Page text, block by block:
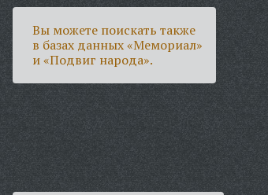
Вы можете поискать также
в базах данных «Мемориал»
и «Подвиг народа».